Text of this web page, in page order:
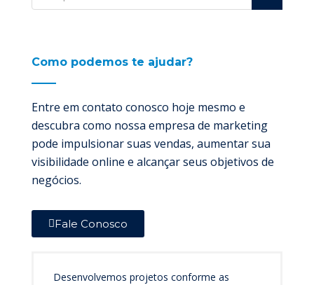
Como podemos te ajudar?
Entre em contato conosco hoje mesmo e
descubra como nossa empresa de marketing
pode impulsionar suas vendas, aumentar sua
visibilidade online e alcançar seus objetivos de
negócios.
Fale Conosco
Desenvolvemos projetos conforme as